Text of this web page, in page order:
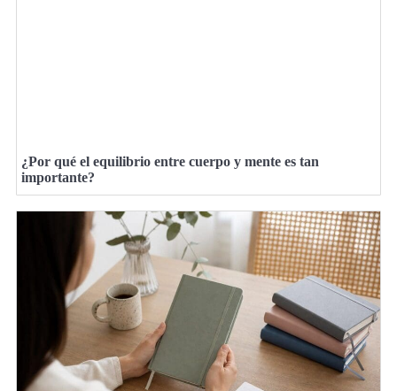
¿Por qué el equilibrio entre cuerpo y mente es tan
importante?